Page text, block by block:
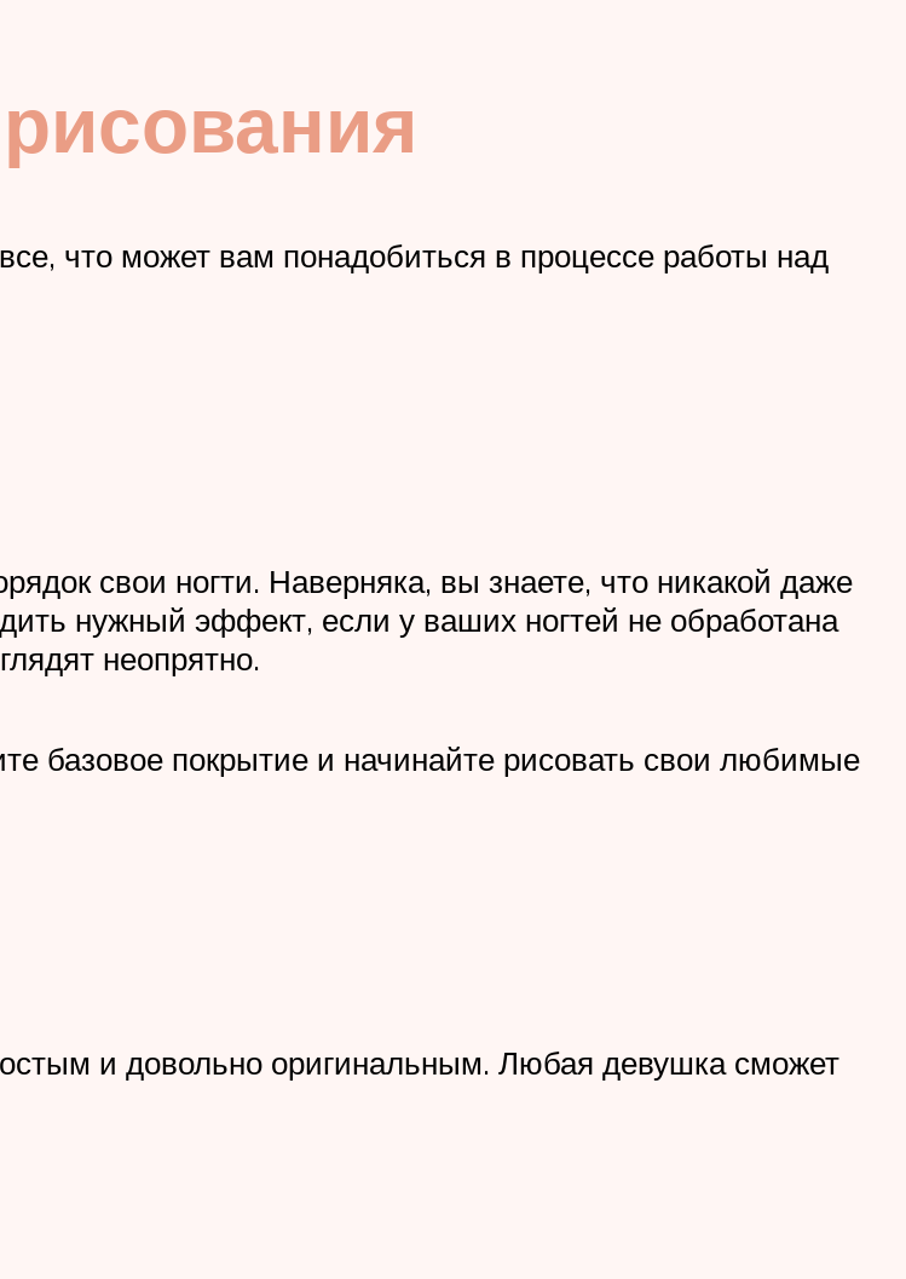
что может вам понадобиться в процессе работы над
свои ногти. Наверняка, вы знаете, что никакой даже
нужный эффект, если у ваших ногтей не обработана
неопрятно.
базовое покрытие и начинайте рисовать свои любимые
и довольно оригинальным. Любая девушка сможет